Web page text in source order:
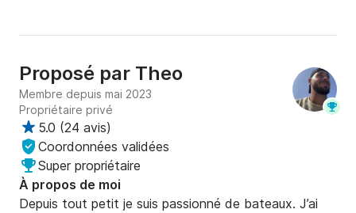
Proposé par Theo
Membre depuis mai 2023
Propriétaire privé
5.0 (24 avis)
Coordonnées validées
Super propriétaire
À propos de moi
Depuis tout petit je suis passionné de bateaux. J’ai